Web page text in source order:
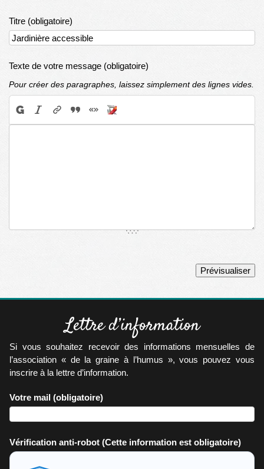
Titre (obligatoire)
Texte de votre message (obligatoire)
Pour créer des paragraphes, laissez simplement des lignes vides.
Lettre d’information
Si vous souhaitez recevoir des informations mensuelles de
l’association « de la graine à l’humus », vous pouvez vous
inscrire à la lettre d’information.
Votre mail (obligatoire)
Vérification anti-robot (Cette information est obligatoire)